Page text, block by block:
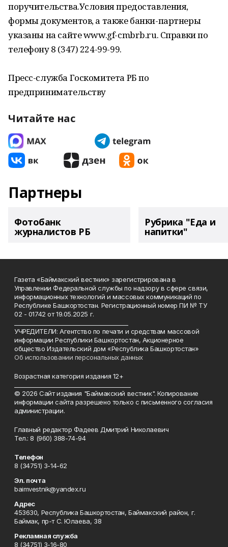
поручительства.Условия предоставления,
формы документов, а также банки-партнеры
указаны на сайте www.gf-cmbrb.ru. Справки по
телефону 8 (347) 224-99-99.
Пресс-служба Госкомитета РБ по
предпринимательству
Читайте нас
Партнеры
Фотобанк
журналистов РБ
Рубрика "Еда и
напитки"
Газета «Баймакский вестник» зарегистрирована в
Управлении Федеральной службы по надзору в сфере связи,
информационных технологий и массовых коммуникаций по
Республике Башкортостан. Регистрационный номер ПИ № ТУ
02 - 01742 от 19.05.2025 г.
УЧРЕДИТЕЛИ: Агентство по печати и средствам массовой
информации Республики Башкортостан, Акционерное
общество Издательский дом «Республика Башкортостан»
Об использовании персональных данных
Возрастная категория издания 12+
© 2026 Сайт издания "Баймакский вестник". Копирование
информации сайта разрешено только с письменного согласия
администрации.
Главный редактор Фадеев Дмитрий Николаевич
Тел.: 8 (960) 388-74-94
Телефон
8 (34751) 3-14-62
Эл. почта
baimvestnik@yandex.ru
Адрес
453630, Республика Башкортостан, Баймакский район, г.
Баймак, пр-т С. Юлаева, 38
Рекламная служба
8 (34751) 3-16-80